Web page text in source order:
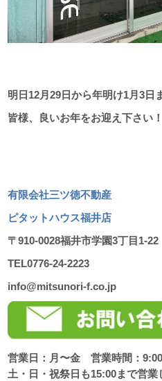
明日12月29日から年明け1月3日
皆様、良いお年をお迎え下さい！
有限会社三ツ徳不動産
ピタットハウス福井店
〒910-0028福井市学園3丁目1-22
TEL0776-24-2223
info@mitsunori-f.co.jp
営業日：月〜金 営業時間：
土・日・祝祭日も15:00まで営業